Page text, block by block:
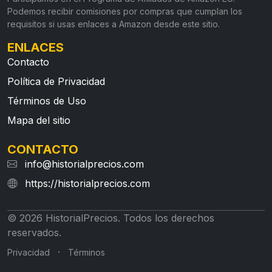
Podemos recibir comisiones por compras que cumplan los
requisitos si usas enlaces a Amazon desde este sitio.
ENLACES
Contacto
Política de Privacidad
Términos de Uso
Mapa del sitio
CONTACTO
info@historialprecios.com
https://historialprecios.com
© 2026 HistorialPrecios. Todos los derechos
reservados.
Privacidad · Términos